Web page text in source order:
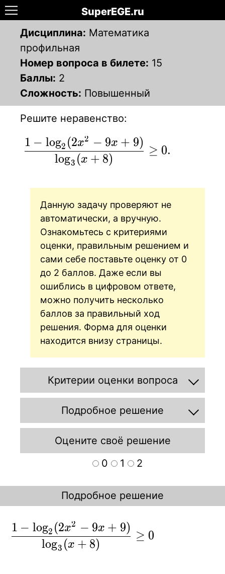
SuperEGE.ru
Дисциплина: Математика
профильная
Номер вопроса в билете: 15
Баллы: 2
Сложность: Повышенный
Решите неравенство:
\displaystyle
{ { 1 - \log_2
9x+9)\over
\log_3
(x+8)} \ge
log3 (x + 8)
1 − log2 (2x2 − 9x + 9)
≥ 0.
Данную задачу проверяют не
автоматически, а вручную.
Ознакомьтесь с критериями
оценки, правильным решением и
сами себе поставьте оценку от 0
до 2 баллов. Даже если вы
ошиблись в цифровом ответе,
можно получить несколько
баллов за правильный ход
решения. Форма для оценки
находится внизу страницы.
Критерии оценки вопроса
Подробное решение
Оцените своё решение
0
1 2
Подробное решение
\displaystyle
{ {1 - \log_2
log3 (x + 8)
1 − log2 (2x2 − 9x + 9)
≥ 0